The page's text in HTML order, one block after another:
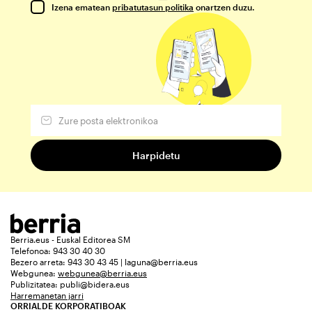
Izena ematean pribatutasun politika onartzen duzu.
Berria.eus - Euskal Editorea SM
Telefonoa: 943 30 40 30
Bezero arreta: 943 30 43 45 | laguna@berria.eus
Webgunea: webgunea@berria.eus
Publizitatea: publi@bidera.eus
Harremanetan jarri
ORRIALDE KORPORATIBOAK